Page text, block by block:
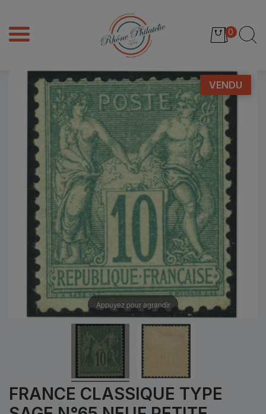
0
VENDU
Appuyez pour agrandir
FRANCE CLASSIQUE TYPE